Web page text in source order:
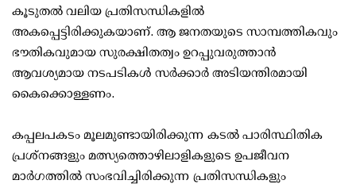
കൂടുതല്‍ വലിയ പ്രതിസന്ധികളില്‍
അകപ്പെട്ടിരിക്കുകയാണ്. ആ ജനതയുടെ സാമ്പത്തികവും
ഭൗതികവുമായ സുരക്ഷിതത്വം ഉറപ്പുവരുത്താന്‍
ആവശ്യമായ നടപടികള്‍ സര്‍ക്കാര്‍ അടിയന്തിരമായി
കൈക്കൊള്ളണം.
കപ്പലപകടം മൂലമുണ്ടായിരിക്കുന്ന കടല്‍ പാരിസ്ഥിതിക
പ്രശ്നങ്ങളും മത്സ്യത്തൊഴിലാളികളുടെ ഉപജീവന
മാര്‍ഗത്തില്‍ സംഭവിച്ചിരിക്കുന്ന പ്രതിസന്ധികളും